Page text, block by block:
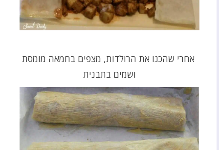
אחרי שהכנו את הרולדות, מצפים בחמאה מומסת
ושמים בתבנית